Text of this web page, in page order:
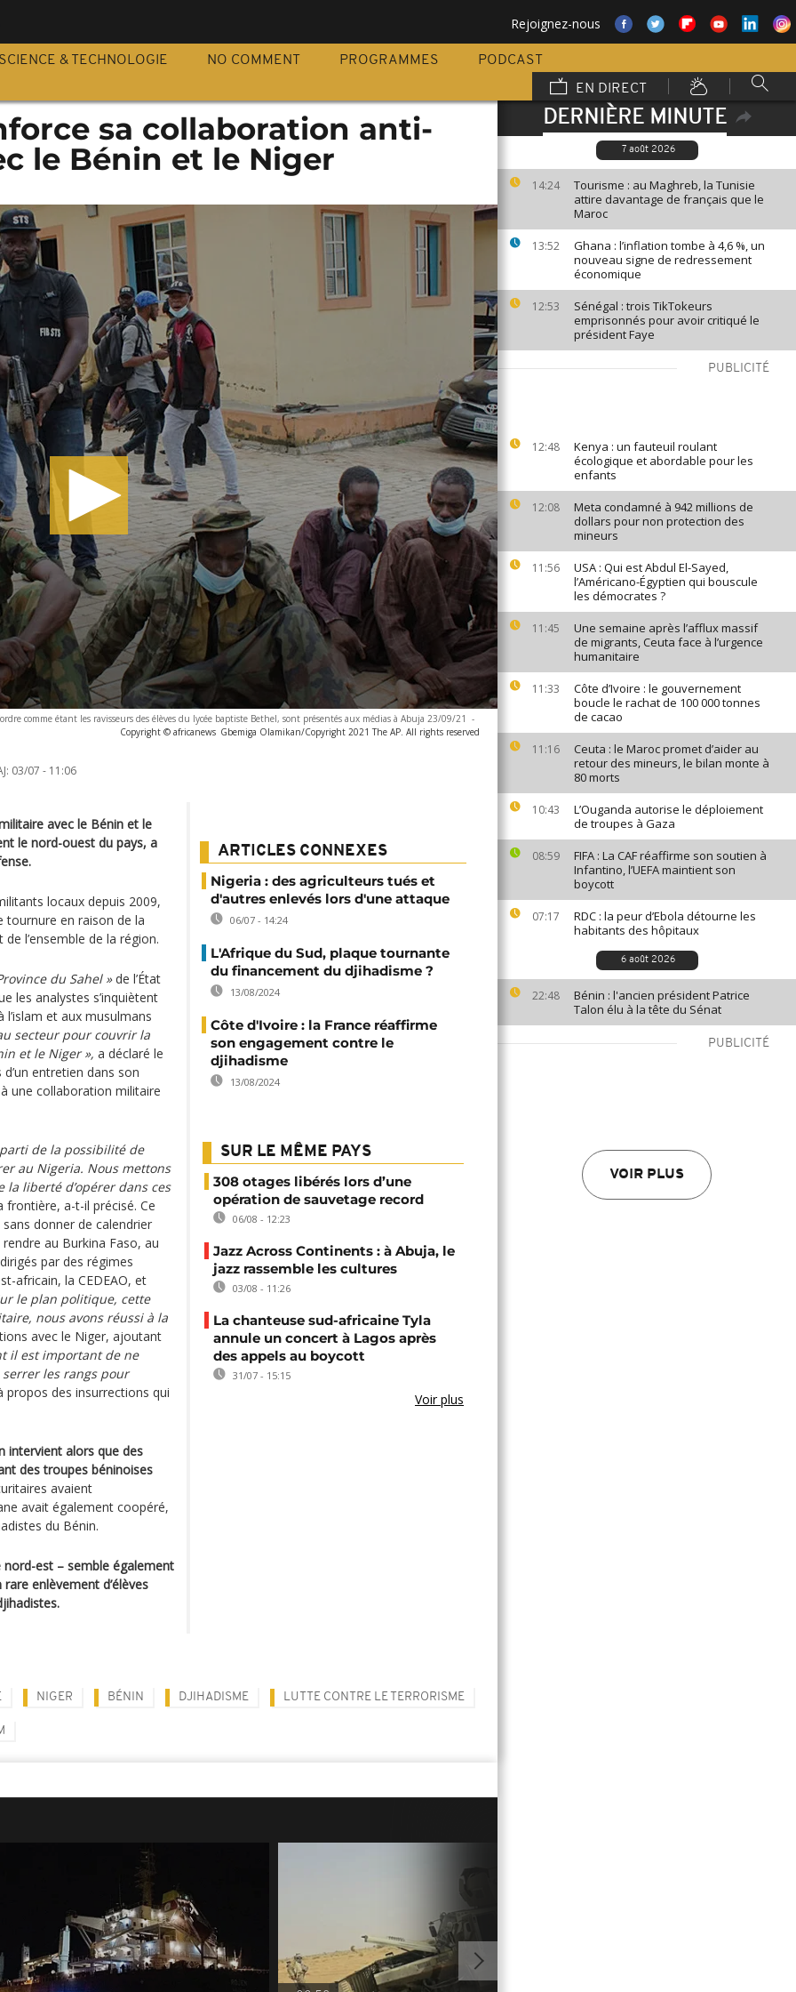
Rejoignez-nous
SCIENCE & TECHNOLOGIE NO COMMENT PROGRAMMES
PODCAST
EN DIRECT
DERNIÈRE MINUTE
7 août 2026
14:24
Tourisme : au Maghreb, la Tunisie
attire davantage de français que le
Maroc
13:52
Ghana : l’inflation tombe à 4,6 %, un
nouveau signe de redressement
économique
12:53
Sénégal : trois TikTokeurs
emprisonnés pour avoir critiqué le
président Faye
PUBLICITÉ
12:48
Kenya : un fauteuil roulant
écologique et abordable pour les
enfants
12:08
Meta condamné à 942 millions de
dollars pour non protection des
mineurs
11:56
USA : Qui est Abdul El-Sayed,
l’Américano-Égyptien qui bouscule
les démocrates ?
11:45
Une semaine après l’afflux massif
de migrants, Ceuta face à l’urgence
humanitaire
11:33
Côte d’Ivoire : le gouvernement
boucle le rachat de 100 000 tonnes
de cacao
11:16
Ceuta : le Maroc promet d’aider au
retour des mineurs, le bilan monte à
80 morts
10:43
L’Ouganda autorise le déploiement
de troupes à Gaza
08:59
FIFA : La CAF réaffirme son soutien à
Infantino, l’UEFA maintient son
boycott
07:17
RDC : la peur d’Ebola détourne les
habitants des hôpitaux
6 août 2026
22:48
Bénin : l'ancien président Patrice
Talon élu à la tête du Sénat
PUBLICITÉ
VOIR PLUS
sa collaboration anti-
le Bénin et le Niger
comme étant les ravisseurs des élèves du lycée baptiste Bethel, sont présentés aux médias à Abuja 23/09/21 -
Copyright © africanews Gbemiga Olamikan/Copyright 2021 The AP. All rights reserved
03/07 - 11:06
avec le Bénin et le
le nord-ouest du pays, a
locaux depuis 2009,
tournure en raison de la
l’ensemble de la région.
du Sahel »de l’État
les analystes s’inquiètent
et aux musulmans
secteur pour couvrir la
et le Niger », a déclaré le
entretien dans son
une collaboration militaire
de la possibilité de
au Nigeria. Nous mettons
la liberté d’opérer dans ces
frontière, a-t-il précisé. Ce
donner de calendrier
au Burkina Faso, au
par des régimes
africain, la CEDEAO, et
le plan politique, cette
nous avons réussi à la
avec le Niger, ajoutant
il est important de ne
serrer les rangs pour
propos des insurrections qui
intervient alors que des
des troupes béninoises
avaient
avait également coopéré,
du Bénin.
est – semble également
enlèvement d’élèves
ARTICLES CONNEXES
Nigeria : des agriculteurs tués et
d'autres enlevés lors d'une attaque
06/07 - 14:24
L'Afrique du Sud, plaque tournante
du financement du djihadisme ?
13/08/2024
Côte d'Ivoire : la France réaffirme
son engagement contre le
djihadisme
13/08/2024
SUR LE MÊME PAYS
308 otages libérés lors d’une
opération de sauvetage record
06/08 - 12:23
Jazz Across Continents : à Abuja, le
jazz rassemble les cultures
03/08 - 11:26
La chanteuse sud-africaine Tyla
annule un concert à Lagos après
des appels au boycott
31/07 - 15:15
Voir plus
NIGER BÉNIN DJIHADISME LUTTE CONTRE LE TERRORISME